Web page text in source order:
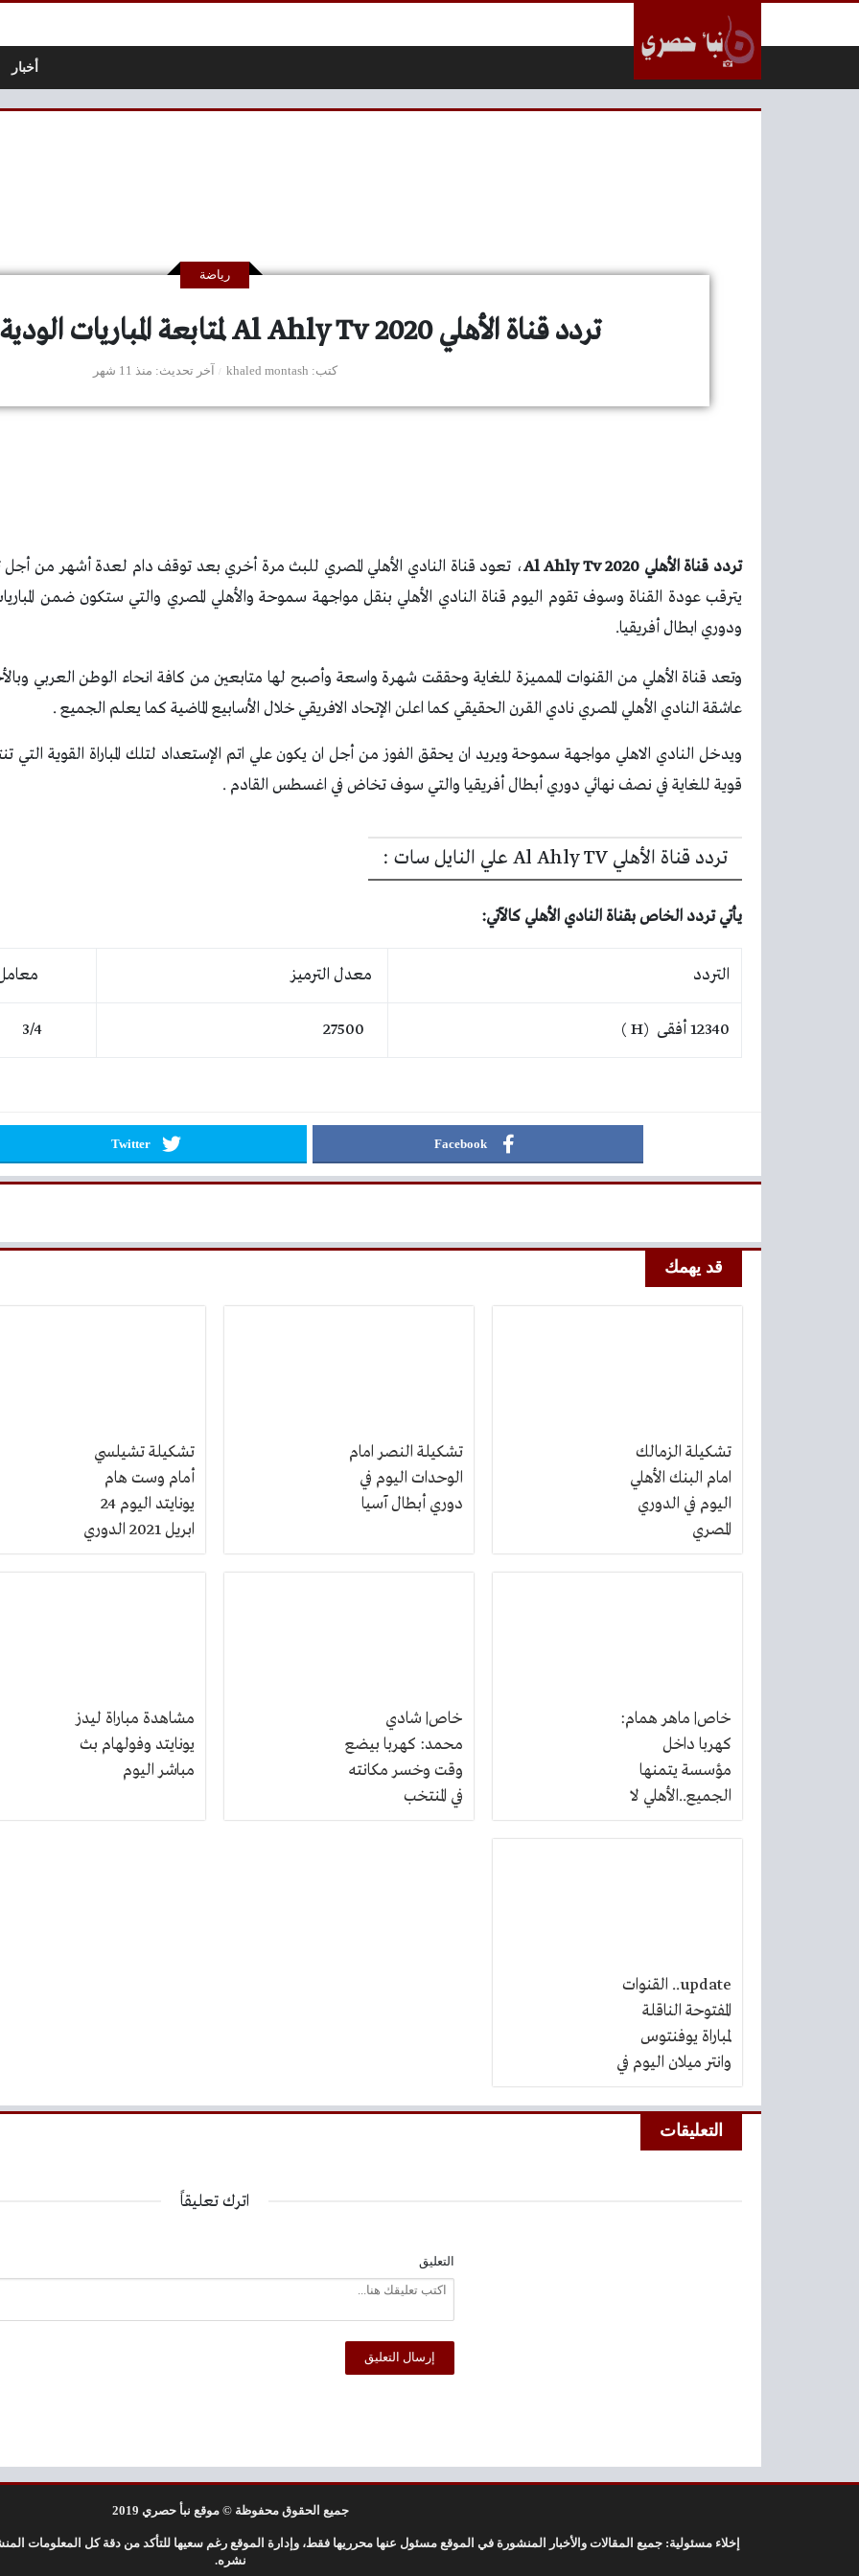
أخبار
تردد قناة الأهلي 2020 Al Ahly Tv لمتابعة المباريات الودية علي النايل سات
كتب khaled montash
رياضة
آخر تحديث منذ 11 شهر
تردد قناة الأهلي 2020 Al Ahly Tv
، تعود قناة النادي الأهلي المصري للبث مرة أخري بعد توقف دام لعدة أشهر من أجل
يترقب عودة القناة وسوف تقوم اليوم قناة النادي الأهلي بنقل مواجهة سموحة والأهلي المصري والتي ستكون ضمن
ودوري ابطال أفريقيا.
وتعد قناة الأهلي من القنوات الممميزة للغاية وحققت شهرة واسعة وأصبح لها متابعين من كافة انحاء الوطن
عاشقة النادي الأهلي المصري نادي القرن الحقيقي كما اعلن الإتحاد الافريقي خلال الأسابيع الماضية كما يعلم الجميع .
ويدخل النادي الاهلي مواجهة سموحة ويريد ان يحقق الفوز من أجل ان يكون علي اتم الإستعداد لتلك المباراة القوية
قوية للغاية في نصف نهائي دوري أبطال أفريقيا والتي سوف تخاض في اغسطس القادم .
تردد قناة الأهلي Al Ahly TV علي النايل سات :
يأتي تردد الخاص بقناة النادي الأهلي كالآتي:
التردد معدل الترميز معامل
12340 أفقى (H )
Facebook
Twitter
قد يهمك
تشكيلة الزمالك
امام البنك الأهلي
اليوم في الدوري
المصري
تشكيلة النصر امام
الوحدات اليوم في
دوري أبطال آسيا
تشكيلة تشيلسي
أمام وست هام
يونايتد اليوم 24
ابريل 2021 الدوري
الانجليزي
خاص| ماهر همام:
كهربا داخل
مؤسسة يتمنها
الجميع..الأهلي لا
يعرف غير الصح ولا
خاص| شادي
محمد: كهربا بيضع
وقت وخسر مكانته
في المنتخب
ونجوميته..
مشاهدة مباراة ليدز
يونايتد وفولهام بث
مباشر اليوم
update.. القنوات
المفتوحة الناقلة
لمباراة يوفنتوس
وانتر ميلان اليوم في
نصف نهائي كأس
ايطاليا
التعليقات
اترك تعليقاً
التعليق
جميع الحقوق محفوظة © موقع نبأ حصري 2019
إخلاء مسئولية: جميع المقالات والأخبار المنشورة في الموقع مسئول عنها محرريها فقط، وإدارة الموقع رغم سعيها للتأكد من دقة كل المعلومات
نشره.